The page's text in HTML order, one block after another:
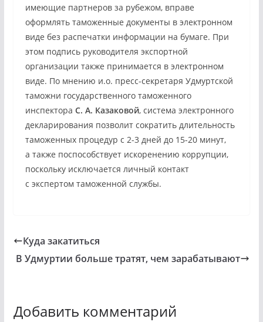
имеющие партнеров за рубежом, вправе
оформлять таможенные документы в электронном
виде без распечатки информации на бумаге. При
этом подпись руководителя экспортной
организации также принимается в электронном
виде. По мнению и.о. пресс-секретаря Удмуртской
таможни государственного таможенного
инспектора С. А. Казаковой, система электронного
декларирования позволит сократить длительность
таможенных процедур с 2-3 дней до 15-20 минут,
а также поспособствует искоренению коррупции,
поскольку исключается личный контакт
с экспертом таможенной службы.
Куда закатиться
В Удмуртии больше тратят, чем зарабатывают
Добавить комментарий